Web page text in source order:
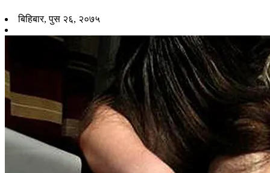
बिहिबार, पुस २६, २०७५